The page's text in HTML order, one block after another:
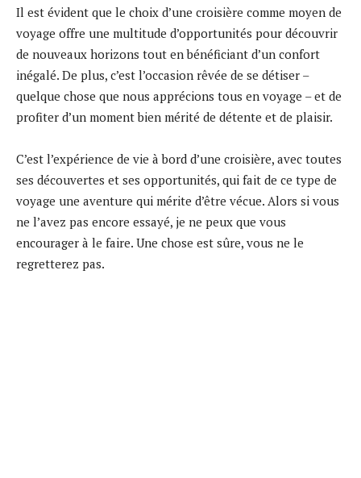
Il est évident que le choix d’une croisière comme moyen de
voyage offre une multitude d’opportunités pour découvrir
de nouveaux horizons tout en bénéficiant d’un confort
inégalé. De plus, c’est l’occasion rêvée de se détiser –
quelque chose que nous apprécions tous en voyage – et de
profiter d’un moment bien mérité de détente et de plaisir.
C’est l’expérience de vie à bord d’une croisière, avec toutes
ses découvertes et ses opportunités, qui fait de ce type de
voyage une aventure qui mérite d’être vécue. Alors si vous
ne l’avez pas encore essayé, je ne peux que vous
encourager à le faire. Une chose est sûre, vous ne le
regretterez pas.